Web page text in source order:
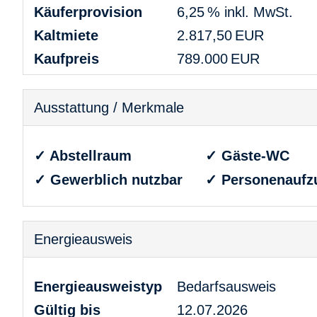
Käufer­provision
6,25 % inkl. MwSt.
Kaltmiete
2.817,50 EUR
Kaufpreis
789.000 EUR
Ausstattung / Merkmale
✓ Abstellraum
✓ Gäste-WC
✓ Gewerblich nutzbar
✓
Energieausweis
Energieausweistyp
Bedarfs­ausweis
Gültig bis
12.07.2026